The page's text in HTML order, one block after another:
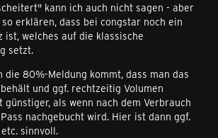
kann ich auch nicht sagen - aber
erklären, dass bei congstar noch ein
ist, welches auf die klassische
setzt.
die 80%-Meldung kommt, dass man das
und ggf. rechtzeitig Volumen
günstiger, als wenn nach dem Verbrauch
nachgebucht wird. Hier ist dann ggf.
sinnvoll.